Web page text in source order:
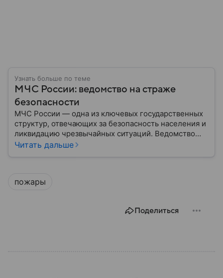
Узнать больше по теме
МЧС России: ведомство на страже
безопасности
МЧС России — одна из ключевых государственных
структур, отвечающих за безопасность населения и
ликвидацию чрезвычайных ситуаций. Ведомство
играет важную роль в защите граждан от
задачи выполняет и какую роль играет в
Читать дальше
пожары
Поделиться